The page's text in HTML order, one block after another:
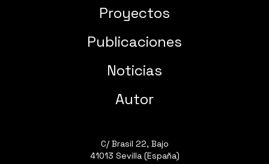
Proyectos
Publicaciones
Noticias
Autor
C/ Brasil 22, Bajo
41013 Sevilla (España)